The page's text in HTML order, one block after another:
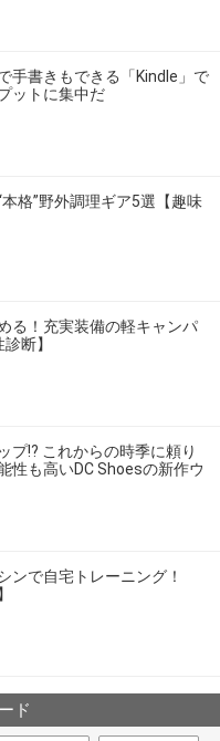
手書きもできる「Kindle」で
ットに集中だ
格”野外調理ギア5選【趣味
る！充実装備の軽キャンパ
断】
プ!? これからの時季に頼り
性も高いDC Shoesの新作ウ
ンで自宅トレーニング！
ド